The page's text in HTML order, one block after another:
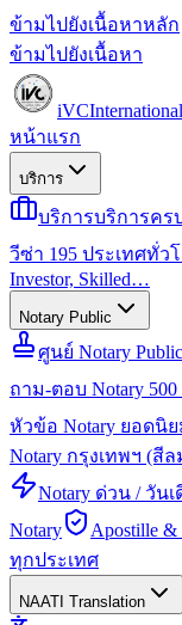
ข้ามไปยังเนื้อหาหลัก
ข้ามไปยังเนื้อหา
iVC
หน้าแรก
บริการ
บริการบริการคร
วีซ่า 195 ประเทศทั่ว
Investor, Skilled…
Notary Public
ศูนย์ Notary Public
ถาม-ตอบ Notary
หัวข้อ Notary ยอดนิย
Notary กรุงเทพฯ (สี
Notary ด่วน / วันเ
Notary
Apostille &
ทุกประเทศ
NAATI Translation